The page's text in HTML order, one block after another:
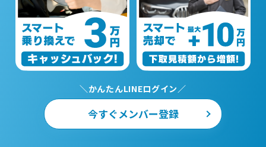
＼かんたんLINEログイン／
今すぐメンバー登録